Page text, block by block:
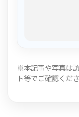
※本記事や写真は
ト等でご確認くださ